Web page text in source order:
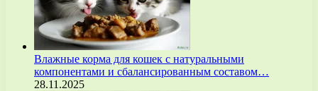
Влажные корма для кошек с натуральными
компонентами и сбалансированным составом…
28.11.2025